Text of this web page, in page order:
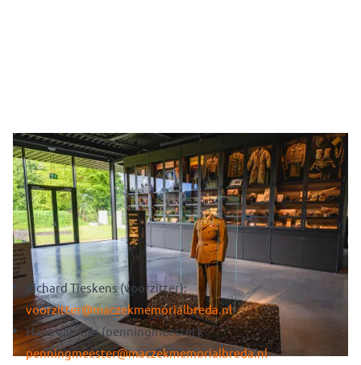
Bestuur
Het Maczek Memorial Breda wordt geleid door een
onbezoldigd bestuur. Ieder bestuurslid heeft verschillende
onderwerpen waarvoor hij/ zij eindverantwoordelijkheid
draagt en contactpersoon is voor de vrijwilligers.
Richard Tieskens (voorzitter):
voorzitter@maczekmemorialbreda.nl
Hans van Gils (penningmeester):
penningmeester@maczekmemorialbreda.nl